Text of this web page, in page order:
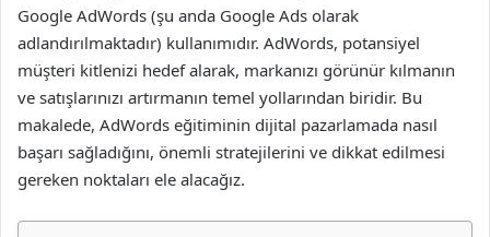
Google AdWords (şu anda Google Ads olarak
adlandırılmaktadır) kullanımıdır. AdWords, potansiyel
müşteri kitlenizi hedef alarak, markanızı görünür kılmanın
ve satışlarınızı artırmanın temel yollarından biridir. Bu
makalede, AdWords eğitiminin dijital pazarlamada nasıl
başarı sağladığını, önemli stratejilerini ve dikkat edilmesi
gereken noktaları ele alacağız.